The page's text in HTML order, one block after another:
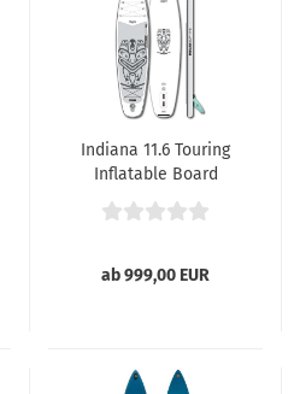
Indiana 11.6 Touring
Inflatable Board
ab 999,00 EUR